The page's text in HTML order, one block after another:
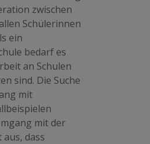
zwischen
Schülerinnen
ein
bedarf es
an Schulen
sind. Die Suche
mit
mit der
dass